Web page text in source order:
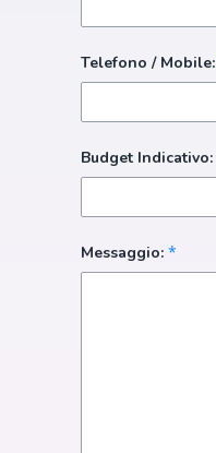
Telefono / Mobile:
Budget Indicativo:
Messaggio: *